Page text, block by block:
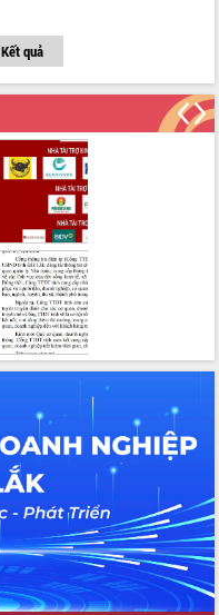
Kết quả